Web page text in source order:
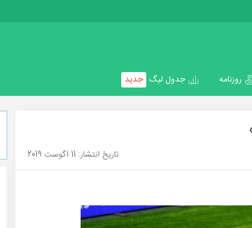
روزنامه جدول لیگ جدید
تاریخ انتشار: 11 آگوست 2019